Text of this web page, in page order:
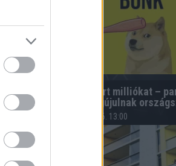
Húsz lakóközösség nyert milliókat –
és téglaépületek is megújulnak
2026.08.06. 13:00